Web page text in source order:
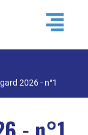
2026 - n°1